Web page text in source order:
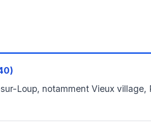
Loup, notamment Vieux village,